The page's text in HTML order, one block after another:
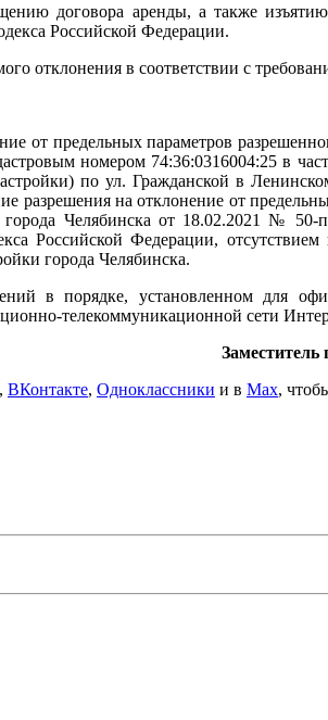
договора аренды, а также
Российской Федерации.
отклонения в соответствии с
от предельных параметров
номером 74:36:0316004:25 в
по ул. Гражданской в
разрешения на отклонение от
Челябинска от 18.02.2021 №
Российской Федерации,
города Челябинска.
в порядке, установленном для
телекоммуникационной сети
, ВКонтакте, Одноклассники и в Max,